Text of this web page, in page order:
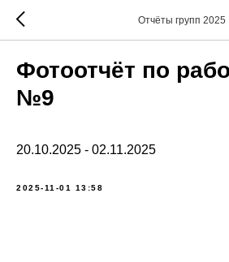
Отчёты групп 2025
Фотоотчёт по
№9
20.10.2025 - 02.11.2025
2025-11-01 13:58